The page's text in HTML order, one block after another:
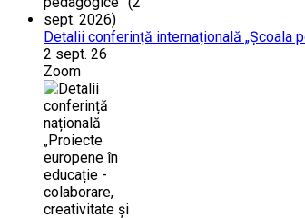
Detalii conferință internațională
2 sept. 26
Zoom